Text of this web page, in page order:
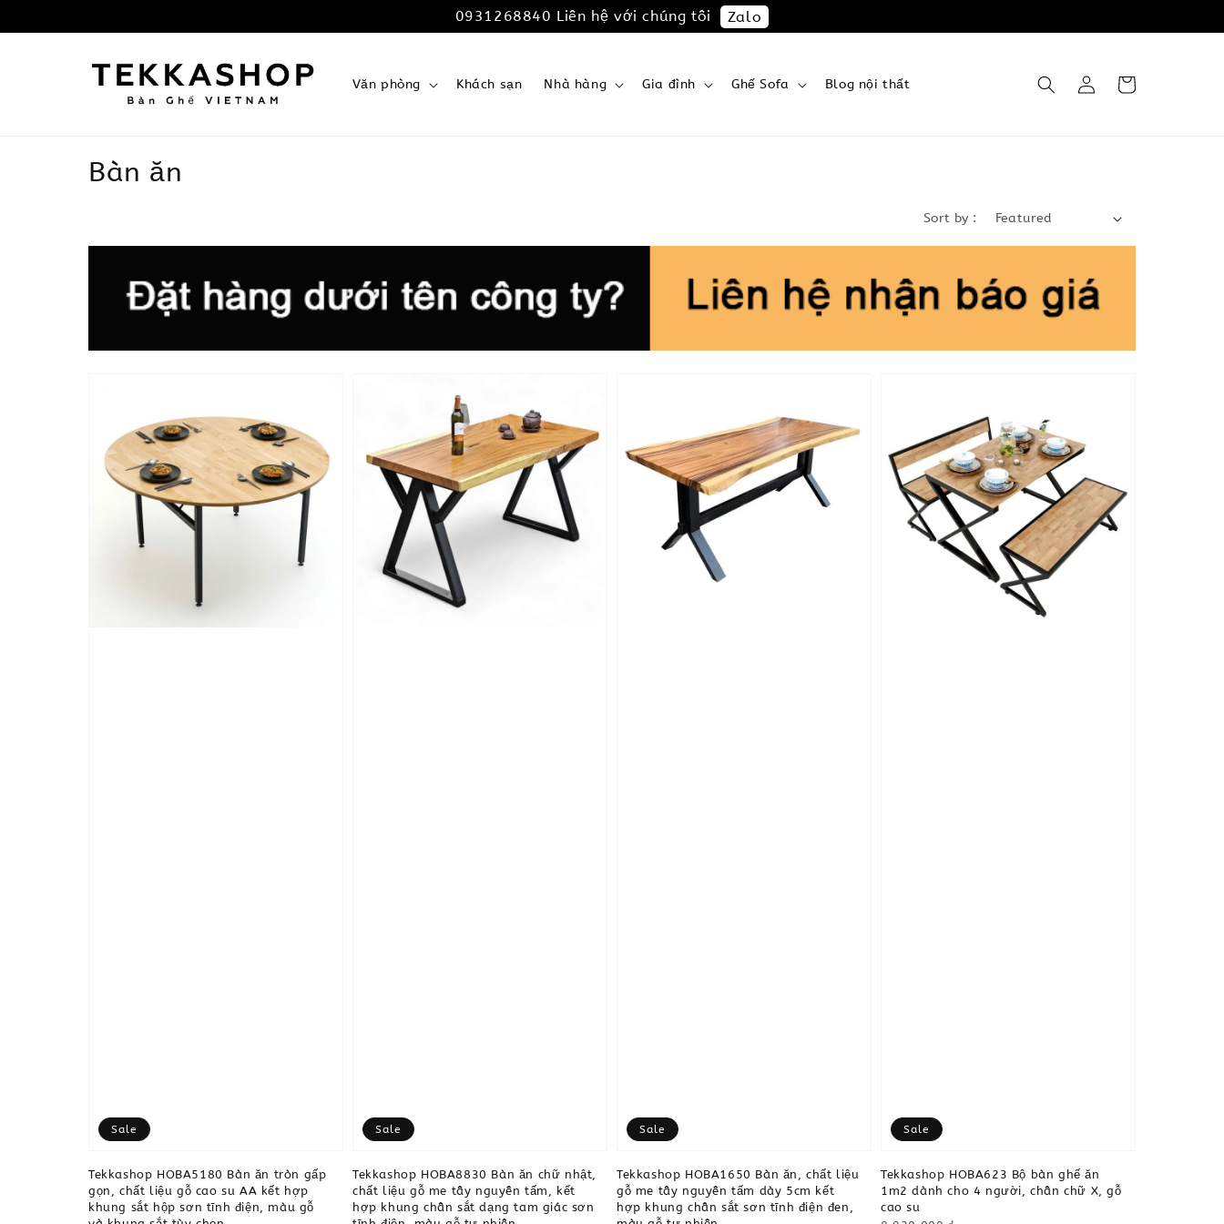
0931268840 Liên hệ với chúng tôi Zalo
Văn phòng Khách sạn Nhà hàng Gia đình Ghế Sofa Blog nội thất
Bàn ăn
Sort by :
Sale
Tekkashop HOBA5180 Bàn ăn tròn gấp
gọn, chất liệu gỗ cao su AA kết hợp
khung sắt hộp sơn tĩnh điện, màu gỗ
Sale
Tekkashop HOBA8830 Bàn ăn chữ nhật,
chất liệu gỗ me tây nguyên tấm, kết
hợp khung chân sắt dạng tam giác sơn
Sale
Tekkashop HOBA1650 Bàn ăn, chất liệu
gỗ me tây nguyên tấm dày 5cm kết
hợp khung chân sắt sơn tĩnh điện đen,
Sale
Tekkashop HOBA623 Bộ bàn ghế ăn
1m2 dành cho 4 người, chân chữ X, gỗ
cao su